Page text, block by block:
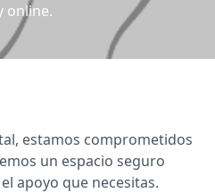
online.
estamos comprometidos
un espacio seguro
apoyo que necesitas.